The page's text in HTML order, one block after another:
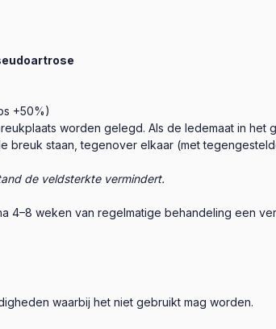
+50%)
worden gelegd. Als de ledemaat in
breuk staan, tegenover elkaar (met
de veldsterkte vermindert.
4–8 weken van regelmatige behandeling een
waarbij het niet gebruikt mag worden.